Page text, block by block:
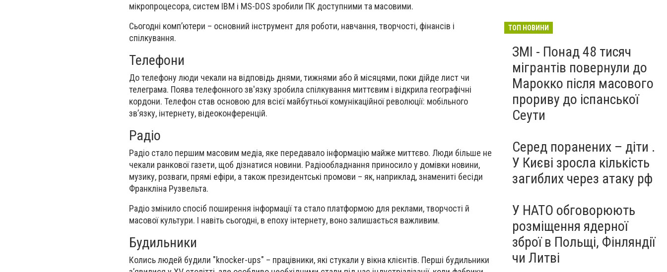
мікропроцесора, систем IBM і MS-DOS зробили ПК доступними та масовими.
Сьогодні комп’ютери – основний інструмент для роботи, навчання, творчості, фінансів і
спілкування.
Телефони
До телефону люди чекали на відповідь днями, тижнями або й місяцями, поки дійде лист чи
телеграма. Поява телефонного зв'язку зробила спілкування миттєвим і відкрила географічні
кордони. Телефон став основою для всієї майбутньої комунікаційної революції: мобільного
зв’язку, інтернету, відеоконференцій.
Радіо
Радіо стало першим масовим медіа, яке передавало інформацію майже миттєво. Люди більше не
чекали ранкової газети, щоб дізнатися новини. Радіообладнання приносило у домівки новини,
музику, розваги, прямі ефіри, а також президентські промови – як, наприклад, знамениті бесіди
Франкліна Рузвельта.
Радіо змінило спосіб поширення інформації та стало платформою для реклами, творчості й
масової культури. І навіть сьогодні, в епоху інтернету, воно залишається важливим.
Будильники
Колись людей будили "knocker-ups" – працівники, які стукали у вікна клієнтів. Перші будильники
ТОП НОВИНИ
ЗМІ - Понад 48 тисяч
мігрантів повернули до
Марокко після масового
прориву до іспанської
Сеути
Серед поранених – діти .
У Києві зросла кількість
загиблих через атаку рф
У НАТО обговорюють
розміщення ядерної
зброї в Польщі, Фінляндії
чи Литві